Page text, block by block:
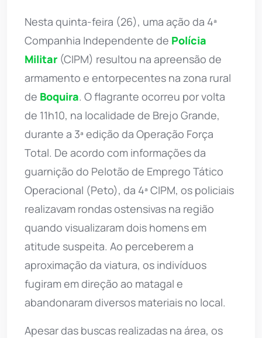
Nesta quinta-feira (26), uma ação da 4ª
Companhia Independente de Polícia
Militar (CIPM) resultou na apreensão de
armamento e entorpecentes na zona rural
de Boquira. O flagrante ocorreu por volta
de 11h10, na localidade de Brejo Grande,
durante a 3ª edição da Operação Força
Total. De acordo com informações da
guarnição do Pelotão de Emprego Tático
Operacional (Peto), da 4ª CIPM, os policiais
realizavam rondas ostensivas na região
quando visualizaram dois homens em
atitude suspeita. Ao perceberem a
aproximação da viatura, os indivíduos
fugiram em direção ao matagal e
abandonaram diversos materiais no local.
Apesar das buscas realizadas na área, os